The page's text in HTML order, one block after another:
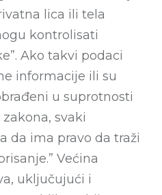
lica ili tela
kontrolisati
Ako takvi podaci
informacije ili su
u suprotnosti
svaki
da ima pravo da traži
Većina
uključujući i